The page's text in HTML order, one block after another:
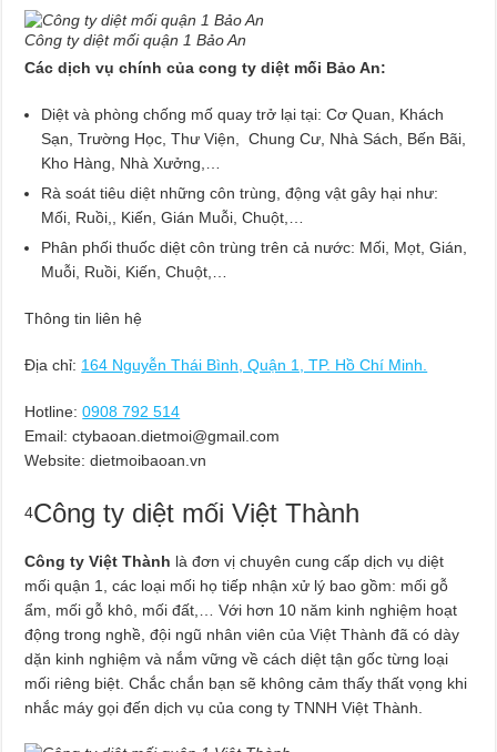
Công ty diệt mối quận 1 Bảo An
Các dịch vụ chính của cong ty diệt mối Bảo An:
Diệt và phòng chống mố quay trở lại tại: Cơ Quan, Khách
Sạn, Trường Học, Thư Viện, Chung Cư, Nhà Sách, Bến Bãi,
Kho Hàng, Nhà Xưởng,…
Rà soát tiêu diệt những côn trùng, động vật gây hại như:
Mối, Ruồi,, Kiến, Gián Muỗi, Chuột,…
Phân phối thuốc diệt côn trùng trên cả nước: Mối, Mọt, Gián,
Muỗi, Ruồi, Kiến, Chuột,…
Thông tin liên hệ
Địa chỉ: 164 Nguyễn Thái Bình, Quận 1, TP. Hồ Chí Minh.
Hotline: 0908 792 514
Email: ctybaoan.dietmoi@gmail.com
Website: dietmoibaoan.vn
4Công ty diệt mối Việt Thành
Công ty Việt Thành là đơn vị chuyên cung cấp dịch vụ diệt
mối quận 1, các loại mối họ tiếp nhận xử lý bao gồm: mối gỗ
ẩm, mối gỗ khô, mối đất,… Với hơn 10 năm kinh nghiệm hoạt
động trong nghề, đội ngũ nhân viên của Việt Thành đã có dày
dặn kinh nghiệm và nắm vững về cách diệt tận gốc từng loại
mối riêng biệt. Chắc chắn bạn sẽ không cảm thấy thất vọng khi
nhắc máy gọi đến dịch vụ của cong ty TNNH Việt Thành.